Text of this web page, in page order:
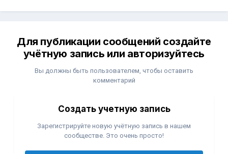
Для публикации сообщений создайте
учётную запись или авторизуйтесь
Вы должны быть пользователем, чтобы оставить
комментарий
Создать учетную запись
Зарегистрируйте новую учётную запись в нашем
сообществе. Это очень просто!